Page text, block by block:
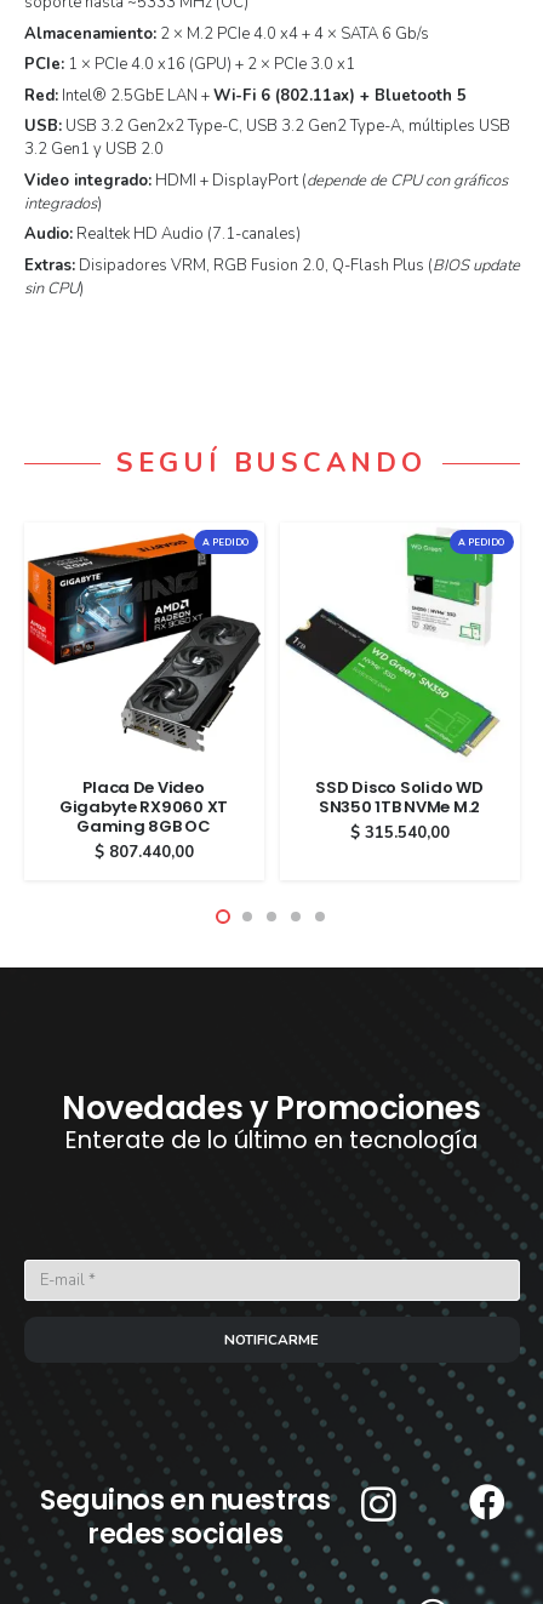
Almacenamiento:2 × M.2 PCIe 4.0 x4 + 4 × SATA 6 Gb/s
PCIe:1 × PCIe 4.0 x16 (GPU) + 2 × PCIe 3.0 x1
Red:Intel® 2.5GbE LAN +Wi-Fi 6 (802.11ax) + Bluetooth 5
USB:USB 3.2 Gen2x2 Type-C, USB 3.2 Gen2 Type-A, múltiples USB
3.2 Gen1 y USB 2.0
Video integrado:HDMI + DisplayPort (depende de CPU con gráficos
integrados)
Audio:Realtek HD Audio (7.1-canales)
Extras:Disipadores VRM, RGB Fusion 2.0, Q-Flash Plus (BIOS update
sin CPU)
SEGUÍ BUSCANDO
A PEDIDO
Placa De Video
Gigabyte RX9060 XT
Gaming 8GB OC
$807.440,00
A PEDIDO
SSD Disco Solido WD
SN350 1TB NVMe M.2
$315.540,00
Novedades y Promociones
Enterate de lo último en tecnología
NOTIFICARME
Seguinos en nuestras
redes sociales